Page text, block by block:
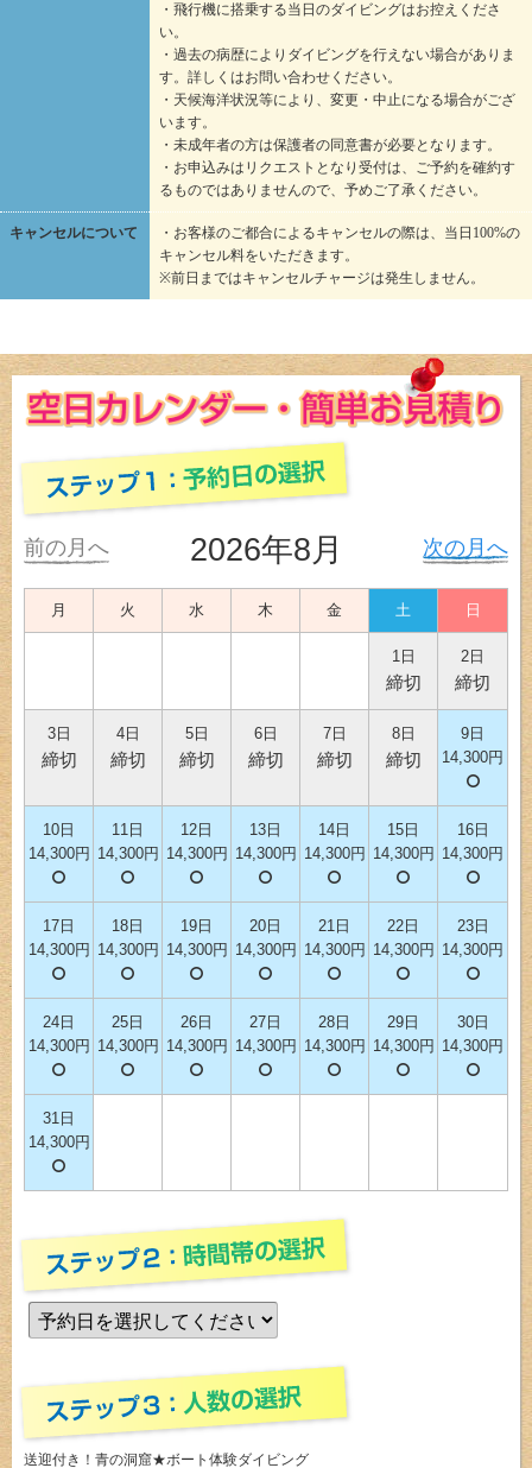
・飛行機に搭乗する当日のダイビングはお控えくださ
い。
・過去の病歴によりダイビングを行えない場合がありま
す。詳しくはお問い合わせください。
・天候海洋状況等により、変更・中止になる場合がござ
います。
・未成年者の方は保護者の同意書が必要となります。
・お申込みはリクエストとなり受付は、ご予約を確約す
るものではありませんので、予めご了承ください。
キャンセルについて
・お客様のご都合によるキャンセルの際は、当日100%の
キャンセル料をいただきます。
※前日まではキャンセルチャージは発生しません。
前の月へ 次の月へ
2026年8月
月 火 水 木 金 土 日
1日
締切
2日
締切
3日
締切
4日
締切
5日
締切
6日
締切
7日
締切
8日
締切
9日
14,300円
10日
14,300円
11日
14,300円
12日
14,300円
13日
14,300円
14日
14,300円
15日
14,300円
16日
14,300円
17日
14,300円
18日
14,300円
19日
14,300円
20日
14,300円
21日
14,300円
22日
14,300円
23日
14,300円
24日
14,300円
25日
14,300円
26日
14,300円
27日
14,300円
28日
14,300円
29日
14,300円
30日
14,300円
31日
14,300円
送迎付き！青の洞窟★ボート体験ダイビング